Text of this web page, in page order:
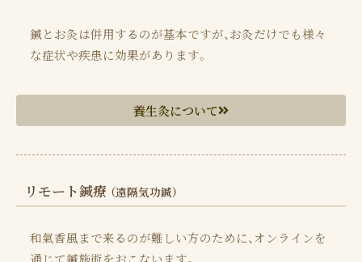
鍼とお灸は併用するのが基本ですが、お灸だけでも様々
な症状や疾患に効果があります。
養生灸について
リモート鍼療 （遠隔気功鍼）
和氣香風まで来るのが難しい方のために、オンラインを
通じて鍼施術をおこないます。